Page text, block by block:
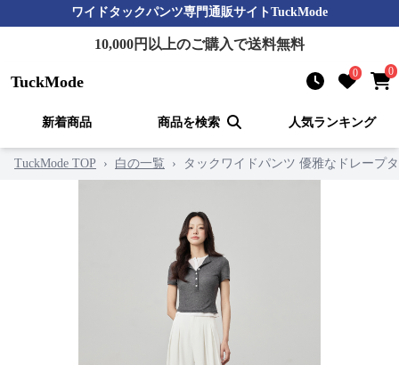
ワイドタックパンツ専門通販サイトTuckMode
10,000円以上のご購入で送料無料
TuckMode 0 0
新着商品 商品を検索 人気ランキング
TuckMode TOP › 白の一覧 › タックワイドパンツ 優雅なドレープ